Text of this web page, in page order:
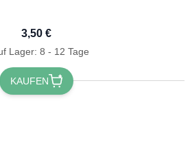
3,50 €
Lager: 8 - 12 Tage
KAUFEN